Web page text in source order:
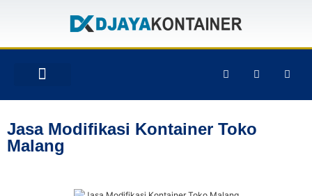
Jasa Modifikasi Kontainer Toko
Malang